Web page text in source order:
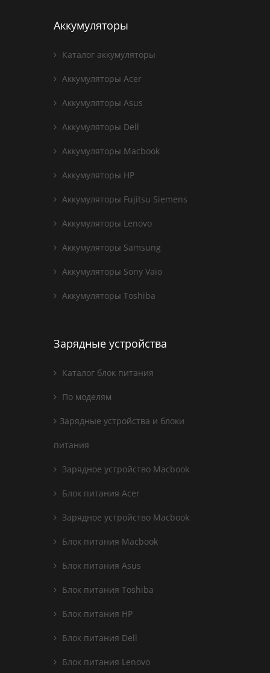
Аккумуляторы
Каталог аккумуляторы
Аккумуляторы Acer
Аккумуляторы Asus
Аккумуляторы Dell
Аккумуляторы Macbook
Аккумуляторы HP
Аккумуляторы Fujitsu Siemens
Аккумуляторы Lenovo
Аккумуляторы Samsung
Аккумуляторы Sony Vaio
Аккумуляторы Toshiba
Зарядные устройства
Каталог блок питания
По моделям
Зарядные устройства и блоки
питания
Зарядное устройство Macbook
Блок питания Acer
Зарядное устройство Macbook
Блок питания Macbook
Блок питания Asus
Блок питания Toshiba
Блок питания HP
Блок питания Dell
Блок питания Lenovo